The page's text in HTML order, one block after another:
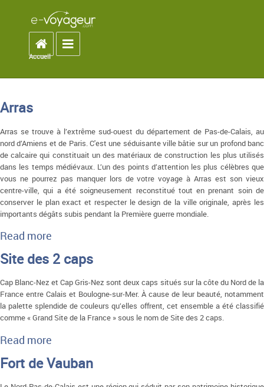
Accueil
Toggle navigation
Accueil
Arras
Arras se trouve à l’extrême sud-ouest du département de Pas-de-Calais, au
nord d’Amiens et de Paris. C'est une séduisante ville bâtie sur un profond banc
de calcaire qui constituait un des matériaux de construction les plus utilisés
dans les temps médiévaux. L’un des points d’attention les plus célèbres que
vous ne pourrez pas manquer lors de votre voyage à Arras est son vieux
centre-ville, qui a été soigneusement reconstitué tout en prenant soin de
conserver le plan exact et respecter le design de la ville originale, après les
importants dégâts subis pendant la Première guerre mondiale.
Read more
Site des 2 caps
Cap Blanc-Nez et Cap Gris-Nez sont deux caps situés sur la côte du Nord de la
France entre Calais et Boulogne-sur-Mer. À cause de leur beauté, notamment
la palette splendide de couleurs qu’elles offrent, cet ensemble a été classifié
comme « Grand Site de la France » sous le nom de Site des 2 caps.
Read more
Fort de Vauban